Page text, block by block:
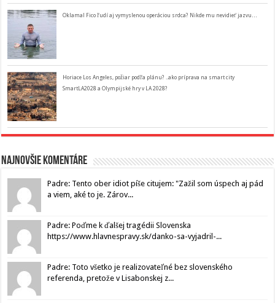
Oklamal Fico ľudí aj vymyslenou operáciou srdca? Nikde mu nevidieť jazvu…
Horiace Los Angeles, požiar podľa plánu? ..ako príprava na smart city
SmartLA2028 a Olympijské hry v LA 2028?
Najnovšie komentáre
Padre: Tento ober idiot píše citujem: "Zažil som úspech aj pád
a viem, aké to je. Zárov...
Padre: Poďme k ďalšej tragédii Slovenska
https://www.hlavnespravy.sk/danko-sa-vyjadril-...
Padre: Toto všetko je realizovateľné bez slovenského
referenda, pretože v Lisabonskej z...